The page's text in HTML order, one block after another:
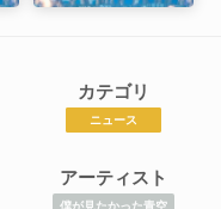
カテゴリ
ニュース
アーティスト
僕が見たかった青空